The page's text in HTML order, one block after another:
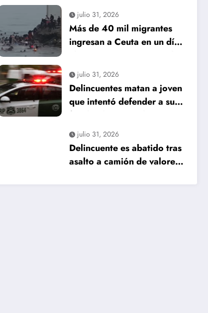
julio 31, 2026
Más de 40 mil migrantes
ingresan a Ceuta en un día:
crisis.
julio 31, 2026
Delincuentes matan a joven
que intentó defender a su
familia durante robo en
Huechuraba
julio 31, 2026
Delincuente es abatido tras
asalto a camión de valores